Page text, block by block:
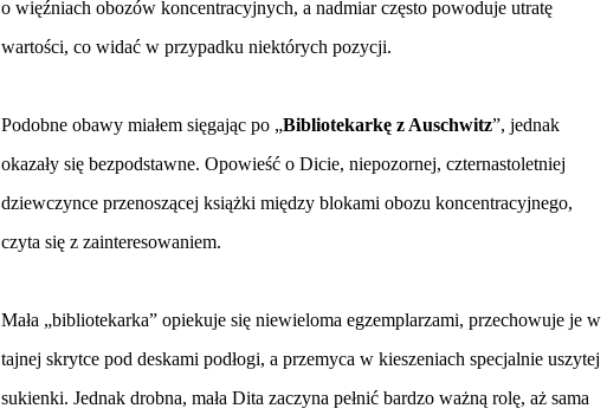
o więźniach obozów koncentracyjnych, a nadmiar często powoduje utratę
wartości, co widać w przypadku niektórych pozycji.
Podobne obawy miałem sięgając po „Bibliotekarkę z Auschwitz”, jednak
okazały się bezpodstawne. Opowieść o Dicie, niepozornej, czternastoletniej
dziewczynce przenoszącej książki między blokami obozu koncentracyjnego,
czyta się z zainteresowaniem.
Mała „bibliotekarka” opiekuje się niewieloma egzemplarzami, przechowuje je w
tajnej skrytce pod deskami podłogi, a przemyca w kieszeniach specjalnie uszytej
sukienki. Jednak drobna, mała Dita zaczyna pełnić bardzo ważną rolę, aż sama